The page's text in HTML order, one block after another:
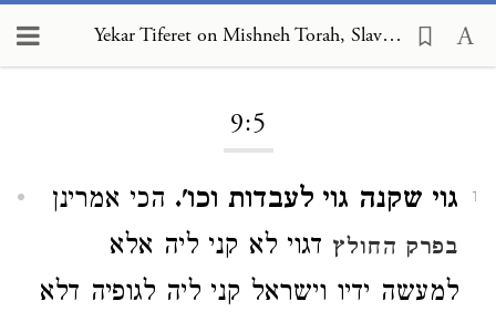
Yekar Tiferet on Mishneh Torah, Slaves 9:5
9:5
1 גוי שקנה גוי לעבדות וכו'. הכי אמרינן
בפרק החולץ דגוי לא קני ליה אלא
למעשה ידיו וישראל קני ליה לגופיה דלא